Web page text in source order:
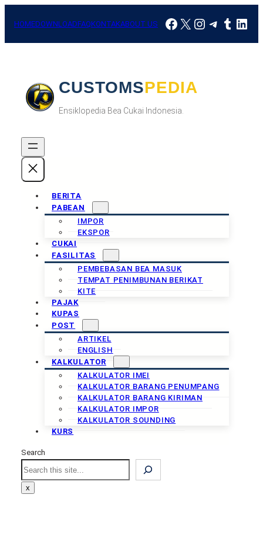
HOMEDOWNLOADFAQKONTAKABOUT US Facebook
X Instagram
CUSTOMSPEDIA
Ensiklopedia Bea Cukai Indonesia.
BERITA
PABEAN
IMPOR
EKSPOR
CUKAI
FASILITAS
PEMBEBASAN BEA MASUK
TEMPAT PENIMBUNAN BERIKAT
KITE
PAJAK
KUPAS
POST
ARTIKEL
ENGLISH
KALKULATOR
KALKULATOR IMEI
KALKULATOR BARANG PENUMPANG
KALKULATOR BARANG KIRIMAN
KALKULATOR IMPOR
KALKULATOR SOUNDING
KURS
Search
Search
x